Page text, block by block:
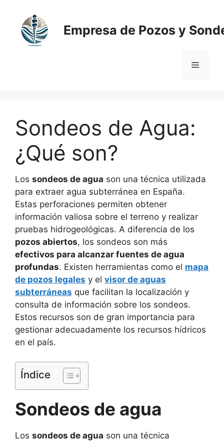
contenido
Empresa de Pozos y
Menú
Sondeos de Agua:
¿Qué son?
Los sondeos de agua son una técnica utilizada
para extraer agua subterránea en España.
Estas perforaciones permiten obtener
información valiosa sobre el terreno y realizar
pruebas hidrogeológicas. A diferencia de los
pozos abiertos, los sondeos son más
efectivos para alcanzar fuentes de agua
profundas. Existen herramientas como el mapa
de pozos legales y el visor de aguas
subterráneas que facilitan la localización y
consulta de información sobre los sondeos.
Estos recursos son de gran importancia para
gestionar adecuadamente los recursos hídricos
en el país.
Índice
Sondeos de agua
Los sondeos de agua son una técnica